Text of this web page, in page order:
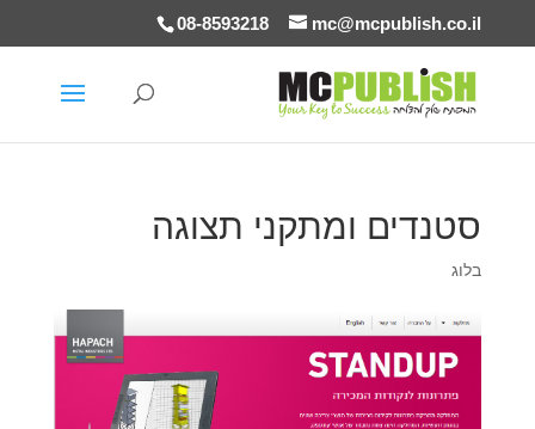
08-8593218 mc@mcpublish.co.il
סטנדים ומתקני תצוגה
בלוג